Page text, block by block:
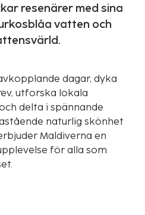
resenärer med sina
vatten och
dagar, dyka
utforska lokala
delta i spännande
naturlig skönhet
Maldiverna en
för alla som